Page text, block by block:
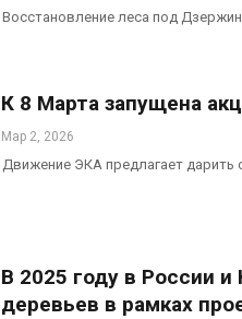
Восстановление леса под
К 8 Марта запущена
Мар 2, 2026
Движение ЭКА предлагает дарить
В 2025 году в России
деревьев в рамках